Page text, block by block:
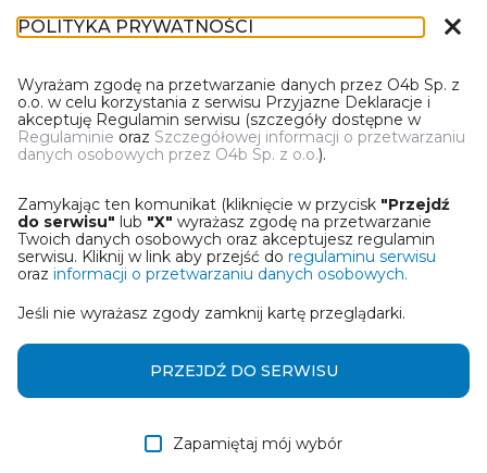
WYBIERZ JEDNĄ Z OPCJI
Wczytaj deklarację z pliku Excel
Utwórz deklarację z wykorzystaniem kreatora online
Przywróć ostatnią deklarację
Wczytaj deklarację z pliku roboczego DEK
POLITYKA PRYWATNOŚCI close
Wyrażam zgodę na przetwarzanie danych przez O4b Sp. z
o.o. w celu korzystania z serwisu Przyjazne Deklaracje i
akceptuję Regulamin serwisu (szczegóły dostępne w
Regulaminie oraz Szczegółowej informacji o przetwarzaniu
danych osobowych przez O4b Sp. z o.o.).
Zamykając ten komunikat (kliknięcie w przycisk "Przejdź
do serwisu" lub "X" wyrażasz zgodę na przetwarzanie
Twoich danych osobowych oraz akceptujesz regulamin
serwisu. Kliknij w link aby przejść do regulaminu serwisu
oraz informacji o przetwarzaniu danych osobowych.
Jeśli nie wyrażasz zgody zamknij kartę przeglądarki.
Zapamiętaj mój wybór
PRZEJDŹ DO SERWISU